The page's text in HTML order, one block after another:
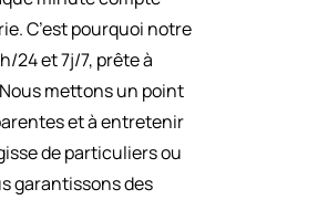
C’est pourquoi notre
24 et 7j/7, prête à
mettons un point
et à entretenir
de particuliers ou
garantissons des